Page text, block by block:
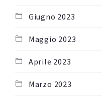
Giugno 2023
Maggio 2023
Aprile 2023
Marzo 2023